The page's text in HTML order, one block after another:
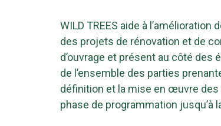
WILD TREES aide à
des projets de rénovation et de
d’ouvrage et présent au côté des
de l’ensemble des parties
définition et la mise en œuvre
phase de programmation jusqu’à